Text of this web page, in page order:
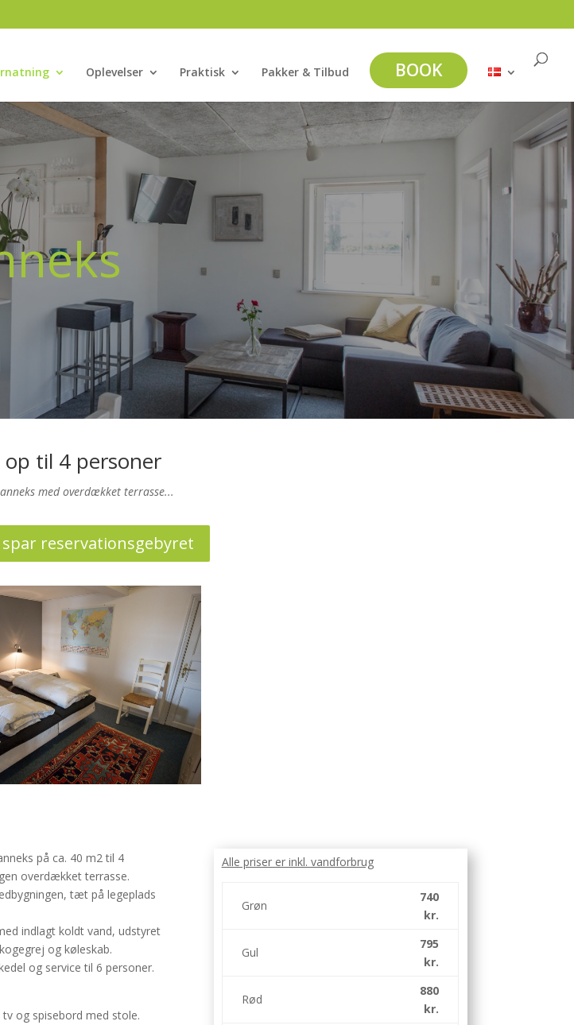
Oplevelser Praktisk Pakker & Tilbud BOOK
op til 4 personer
med overdækket terrasse...
reservationsgebyret
på ca. 40 m2 til 4
overdækket terrasse.
tæt på legeplads
indlagt koldt vand, udstyret
og køleskab.
og service til 6 personer.
og spisebord med stole.
Alle priser er inkl. vandforbrug
Grøn
740
kr.
Gul
795
kr.
Rød
880
kr.